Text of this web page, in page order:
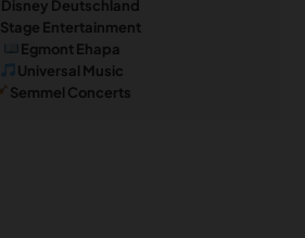
Disney Deutschland
Stage Entertainment
Egmont Ehapa
Universal Music
Semmel Concerts